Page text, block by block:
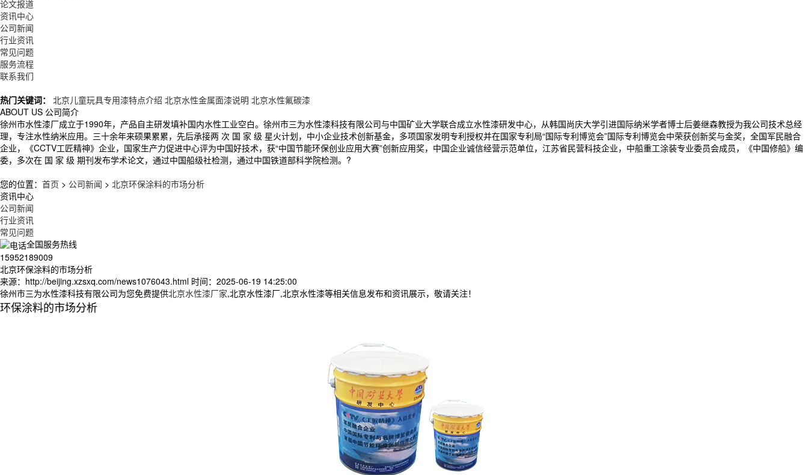
论文报道
资讯中心
公司新闻
行业资讯
常见问题
服务流程
联系我们
热门关键词：
北京儿童玩具专用漆特点介绍 北京水性金属面漆说明 北京水性氟碳漆
ABOUT US 公司简介
徐州市水性漆厂成立于1990年，产品自主研发填补国内水性工业空白。徐州市三为水性漆科技有限公司与中国矿业大学联合成立水性漆研发中心，从韩国尚庆大学引进国际纳米学者博士后姜继森教授为我公司技术总经
理，专注水性纳米应用。三十余年来硕果累累，先后承接两 次 国 家 级 星火计划，中小企业技术创新基金，多项国家发明专利授权并在国家专利局“国际专利博览会”国际专利博览会中荣获创新奖与金奖，全国军民融合
企业，《CCTV工匠精神》企业，国家生产力促进中心评为中国好技术，获“中国节能环保创业应用大赛”创新应用奖，中国企业诚信经营示范单位，江苏省民营科技企业，中船重工涂装专业委员会成员，《中国修船》编
委，多次在 国 家 级 期刊发布学术论文，通过中国船级社检测，通过中国铁道部科学院检测。?
您的位置： 首页 > 公司新闻 > 北京环保涂料的市场分析
资讯中心
公司新闻
行业资讯
常见问题
全国服务热线
15952189009
北京环保涂料的市场分析
来源：http://beijing.xzsxq.com/news1076043.html 时间：2025-06-19 14:25:00
徐州市三为水性漆科技有限公司为您免费提供北京水性漆厂家,北京水性漆厂,北京水性漆等相关信息发布和资讯展示，敬请关注！
环保涂料的市场分析